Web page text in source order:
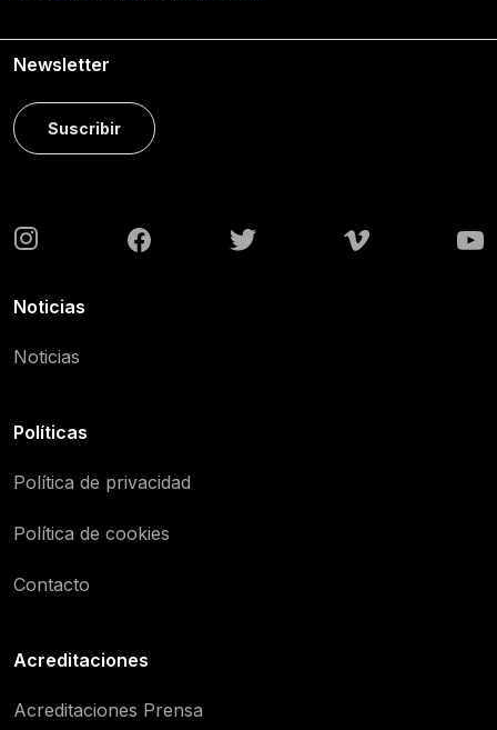
Newsletter
Suscribir
Noticias
Noticias
Políticas
Política de privacidad
Política de cookies
Contacto
Acreditaciones
Acreditaciones Prensa